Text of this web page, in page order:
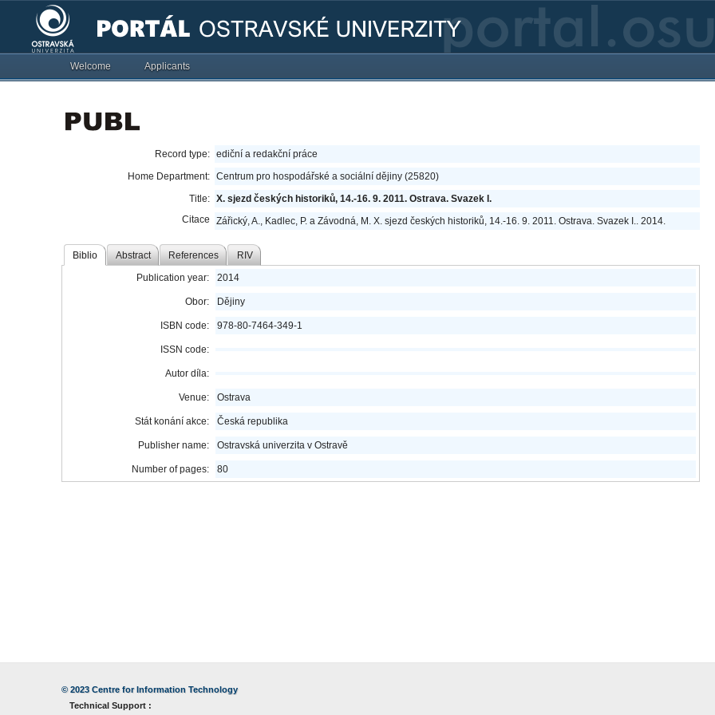
Welcome Applicants
Record type: ediční a redakční práce
Home Department: Centrum pro hospodářské a sociální dějiny (25820)
Title: X. sjezd českých historiků, 14.-16. 9. 2011. Ostrava. Svazek I.
Citace
Zářický, A., Kadlec, P. a Závodná, M. X. sjezd českých historiků, 14.-16. 9. 2011. Ostrava. Svazek I.. 2014.
Biblio Abstract References RIV
Publication year: 2014
Obor: Dějiny
ISBN code: 978-80-7464-349-1
ISSN code:
Autor díla:
Venue: Ostrava
Stát konání akce: Česká republika
Publisher name: Ostravská univerzita v Ostravě
Number of pages: 80
© 2023Centre for Information Technology
Technical Support :